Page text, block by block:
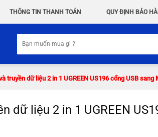
THÔNG TIN THANH TOÁN QUY ĐỊNH BẢO
kiếm:
truyền dữ liệu 2 in 1 UGREEN US196 cổng USB sang
dữ liệu 2 in 1 UGREEN